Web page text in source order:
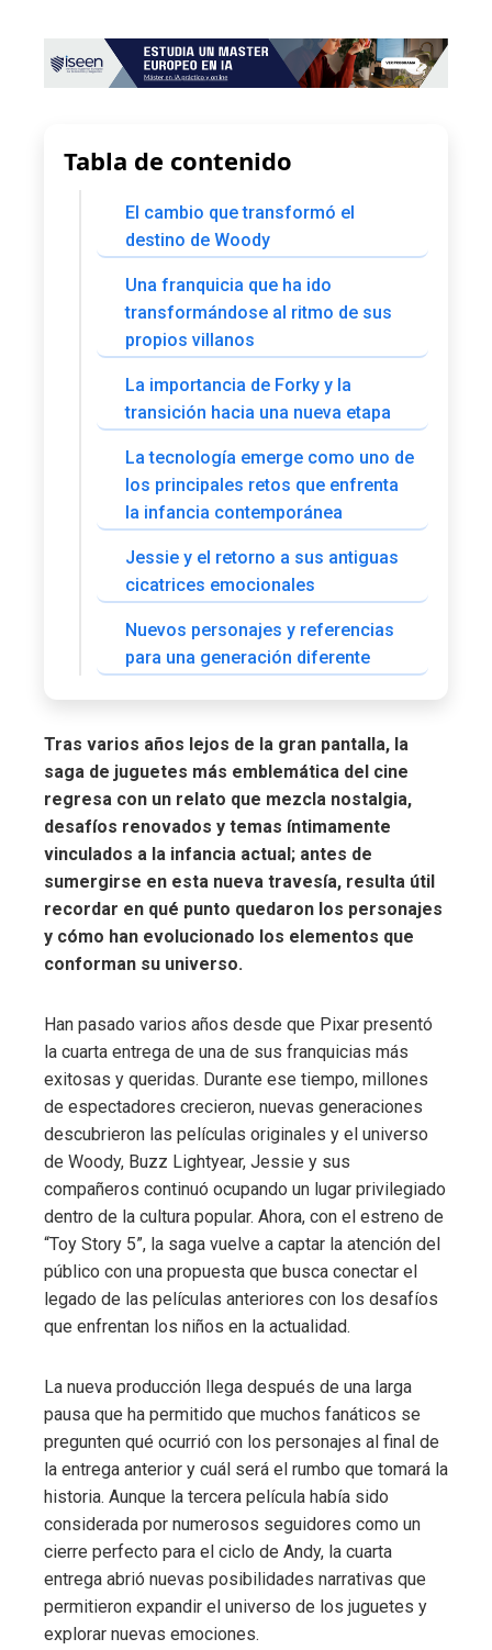
Tabla de contenido
El cambio que transformó el
destino de Woody
Una franquicia que ha ido
transformándose al ritmo de sus
propios villanos
La importancia de Forky y la
transición hacia una nueva etapa
La tecnología emerge como uno de
los principales retos que enfrenta
la infancia contemporánea
Jessie y el retorno a sus antiguas
cicatrices emocionales
Nuevos personajes y referencias
para una generación diferente
Tras varios años lejos de la gran pantalla, la
saga de juguetes más emblemática del cine
regresa con un relato que mezcla nostalgia,
desafíos renovados y temas íntimamente
vinculados a la infancia actual; antes de
sumergirse en esta nueva travesía, resulta útil
recordar en qué punto quedaron los personajes
y cómo han evolucionado los elementos que
conforman su universo.
Han pasado varios años desde que Pixar presentó
la cuarta entrega de una de sus franquicias más
exitosas y queridas. Durante ese tiempo, millones
de espectadores crecieron, nuevas generaciones
descubrieron las películas originales y el universo
de Woody, Buzz Lightyear, Jessie y sus
compañeros continuó ocupando un lugar privilegiado
dentro de la cultura popular. Ahora, con el estreno de
“Toy Story 5”, la saga vuelve a captar la atención del
público con una propuesta que busca conectar el
legado de las películas anteriores con los desafíos
que enfrentan los niños en la actualidad.
La nueva producción llega después de una larga
pausa que ha permitido que muchos fanáticos se
pregunten qué ocurrió con los personajes al final de
la entrega anterior y cuál será el rumbo que tomará la
historia. Aunque la tercera película había sido
considerada por numerosos seguidores como un
cierre perfecto para el ciclo de Andy, la cuarta
entrega abrió nuevas posibilidades narrativas que
permitieron expandir el universo de los juguetes y
explorar nuevas emociones.